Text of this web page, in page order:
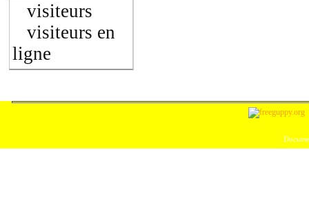
visiteurs
visiteurs en
ligne